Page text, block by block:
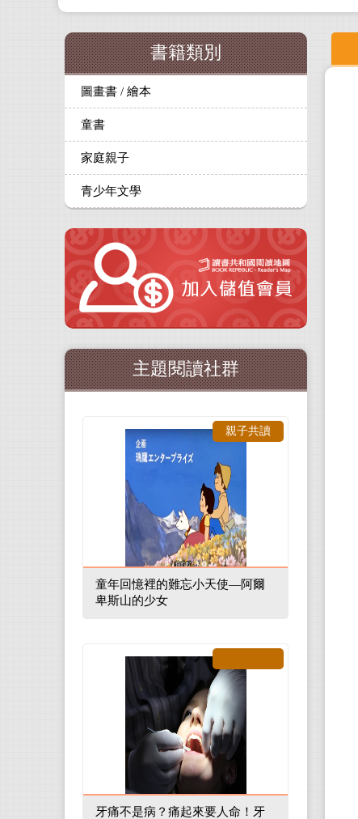
書籍類別
圖畫書 / 繪本
童書
家庭親子
青少年文學
主題閱讀社群
童年回憶裡的難忘小天使—阿爾
卑斯山的少女
親子共讀
牙痛不是病？痛起來要人命！牙